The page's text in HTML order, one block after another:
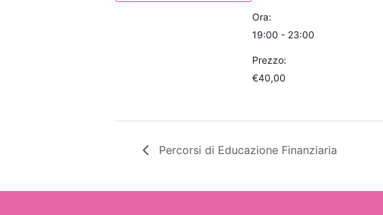
Ora:
19:00 - 23:00
Prezzo:
€40,00
Percorsi di Educazione Finanziaria